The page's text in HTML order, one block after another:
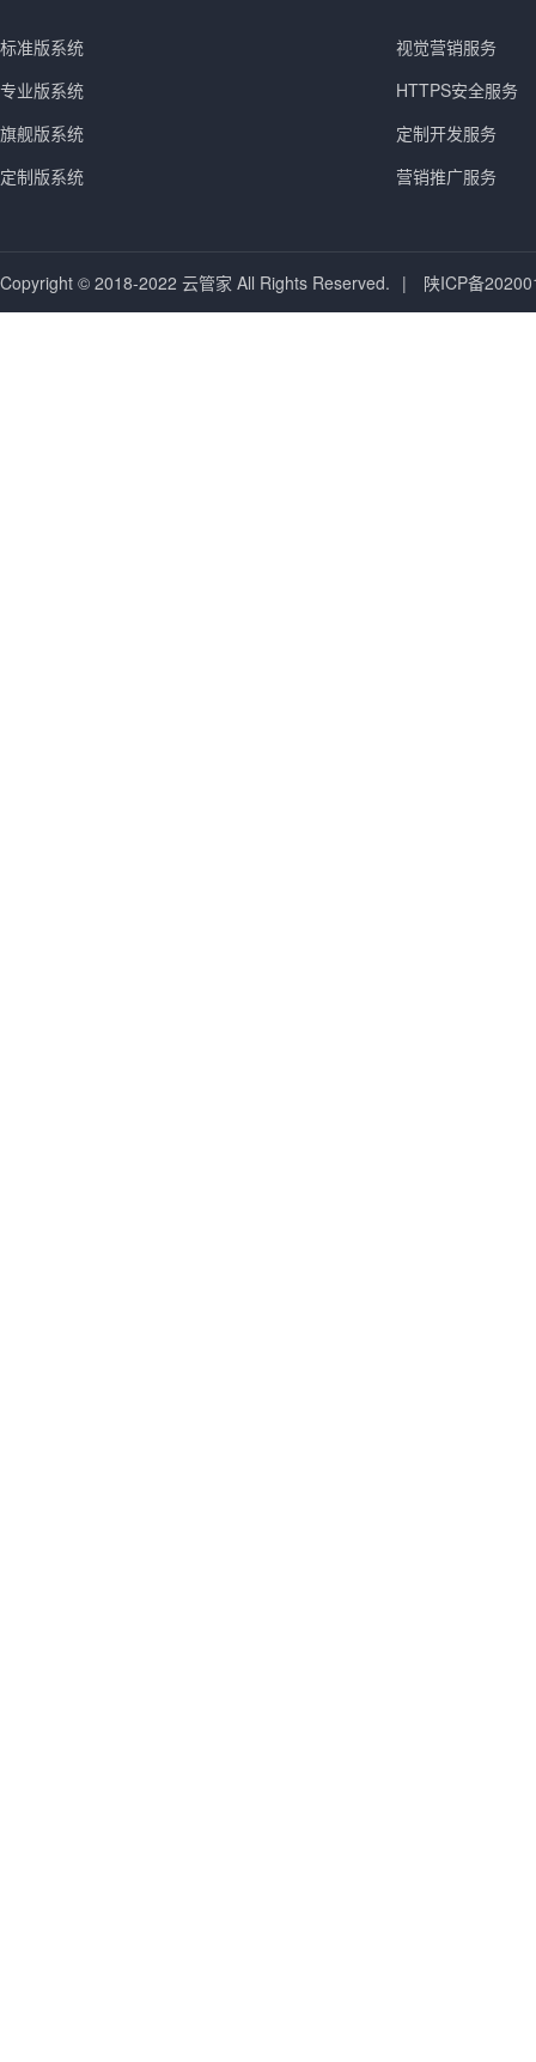
标准版系统
专业版系统
旗舰版系统
定制版系统
视觉营销服务
HTTPS安全服务
定制开发服务
营销推广服务
Copyright © 2018-2022 云管家 All Rights Reserved. | 陕ICP备